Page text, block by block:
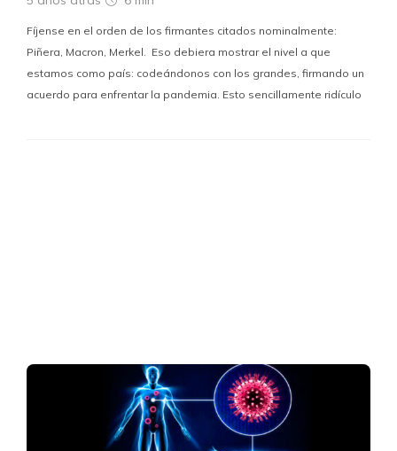
Fíjense en el orden de los firmantes citados nominalmente:
Piñera, Macron, Merkel. Eso debiera mostrar el nivel a que
estamos como país: codeándonos con los grandes, firmando un
acuerdo para enfrentar la pandemia. Esto sencillamente ridículo